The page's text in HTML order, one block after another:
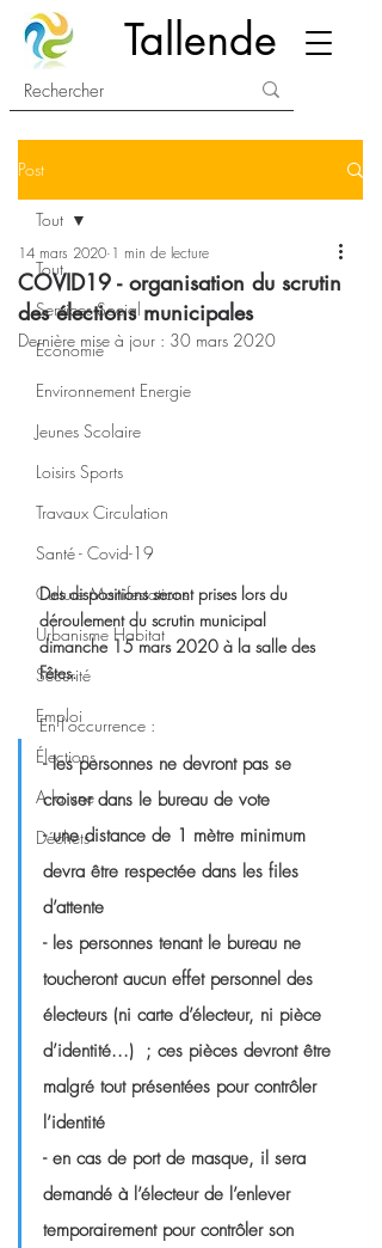
Tallende
Post
Tout
Services Social
Economie
Environnement Energie
Jeunes Scolaire
Loisirs Sports
Travaux Circulation
Santé - Covid-19
Culture Manifestations
Urbanisme Habitat
Sécurité
Emploi
Élections
A la une
Déchets
Tout
COVID19 - organisation du scrutin
des élections municipales
14 mars 2020 1 min de lecture
Dernière mise à jour : 30 mars 2020
Des dispositions seront prises lors du
déroulement du scrutin municipal
dimanche 15 mars 2020 à la salle des
Fêtes.
En l’occurrence :
- les personnes ne devront pas se
croiser dans le bureau de vote
- une distance de 1 mètre minimum
devra être respectée dans les files
d’attente
- les personnes tenant le bureau ne
toucheront aucun effet personnel des
électeurs (ni carte d’électeur, ni pièce
d’identité...)  ; ces pièces devront être
malgré tout présentées pour contrôler
l’identité
- en cas de port de masque, il sera
demandé à l’électeur de l’enlever
temporairement pour contrôler son